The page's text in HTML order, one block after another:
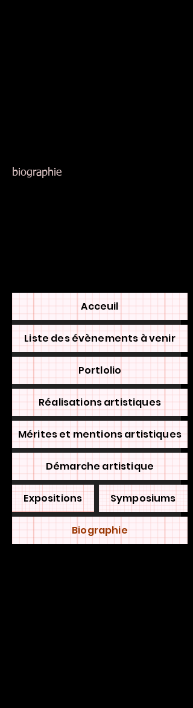
biographie
Acceuil
Liste des évènements à venir
Portlolio
Réalisations artistiques
Mérites et mentions artistiques
Démarche artistique
Expositions Symposiums
Biographie